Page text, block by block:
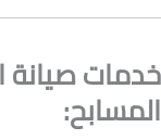
خدمات صيانة
المسابح: